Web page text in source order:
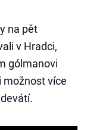
na pět
v Hradci,
gólmanovi
možnost více